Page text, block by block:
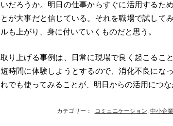
いだろうか。明日の仕事からすぐに活用するた
とが大事だと信じている。 それを職場で試して
ルも上がり、身に付いていくものだと思う。
取り上げる事例は、日常に現場で良く起こるこ
短時間に体験しようとするので、消化不良にな
れでも使ってみることが、明日からの活用につな
カテゴリー： コミュニケーション, 中小企